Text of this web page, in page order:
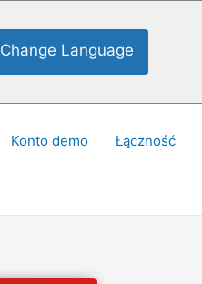
Change Language
Konto demo Łączność